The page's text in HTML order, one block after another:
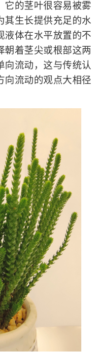
它的茎叶很容易被雾
其生长提供充足的水
液体在水平放置的不
朝着茎尖或根部这两
向流动，这与传统认
向流动的观点大相径